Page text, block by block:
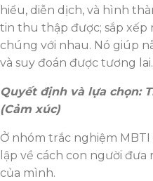
hiểu, diễn dịch, và hình
tin thu thập được; sắp
chúng với nhau. Nó giúp
và suy đoán được tương lai.
Quyết định và lựa chọn:
(Cảm xúc)
Ở nhóm trắc nghiệm
lập về cách con người
của mình.